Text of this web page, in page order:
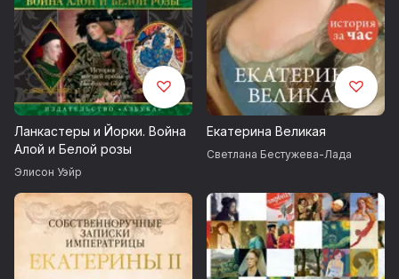
Ланкастеры и Йорки. Война
Алой и Белой розы
Элисон Уэйр
Екатерина Великая
Светлана Бестужева-Лада